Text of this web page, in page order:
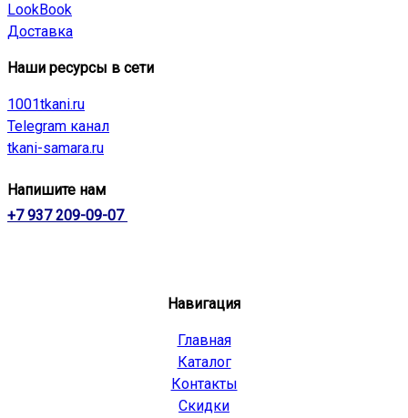
LookBook
Доставка
Наши ресурсы в сети
1001tkani.ru
Telegram канал
tkani-samara.ru
Напишите нам
+7 937 209-09-07
Навигация
Главная
Каталог
Контакты
Скидки